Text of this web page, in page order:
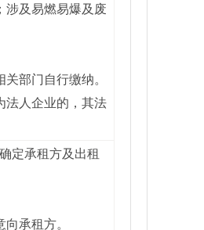
涉及易燃易爆及废
部门自行缴纳。
法人企业的，其法
定承租方及出租
承租方。